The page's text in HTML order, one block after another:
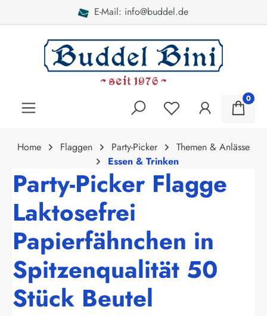
E-Mail: info@buddel.de
0
Home Flaggen Party-Picker
Themen & Anlässe
Essen & Trinken
Party-Picker Flagge
Laktosefrei
Papierfähnchen in
Spitzenqualität 50
Stück Beutel